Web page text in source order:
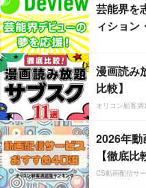
芸能界を
ィション
漫画読み
比較】
オリコン顧客
2026年
【徹底比
CS動画配信サ